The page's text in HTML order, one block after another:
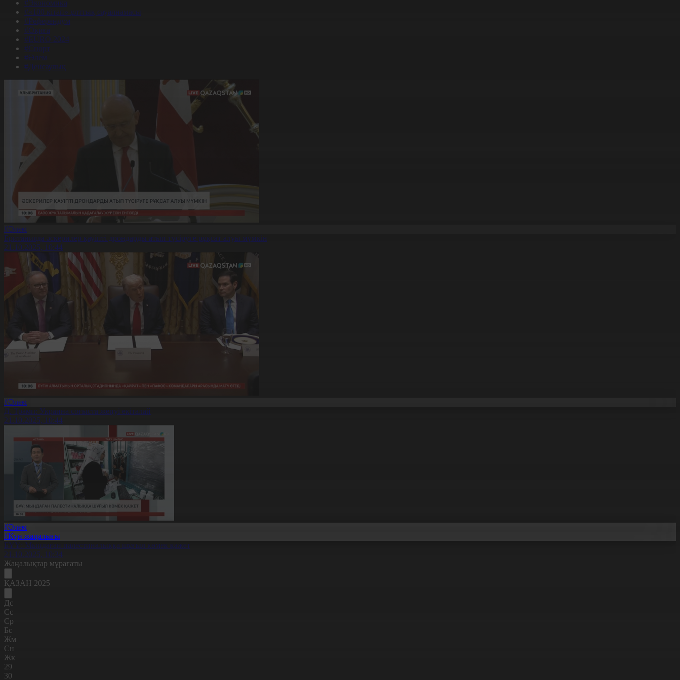
#Экономика
#«100 кітап» ұлттық сауалнамасы
#Референдум
#Оқиға
#EURO 2024
#Спорт
#Әлем
#Денсаулық
#Әлем
Британияда әскерилер қауіпті дрондарды атып түсіруге рұқсат алуы мүмкін
21.10.2025, 10:44
#Әлем
Д. Трамп: Украина соғыста жеңуі екіталай
21.10.2025, 10:44
#Әлем
#Күн жаңалығы
БҰҰ: Мыңдаған палестиналыққа шұғыл көмек қажет
21.10.2025, 10:34
Жаңалықтар мұрағаты
ҚАЗАН 2025
Дс
Сс
Ср
Бс
Жм
Сн
Жк
29
30